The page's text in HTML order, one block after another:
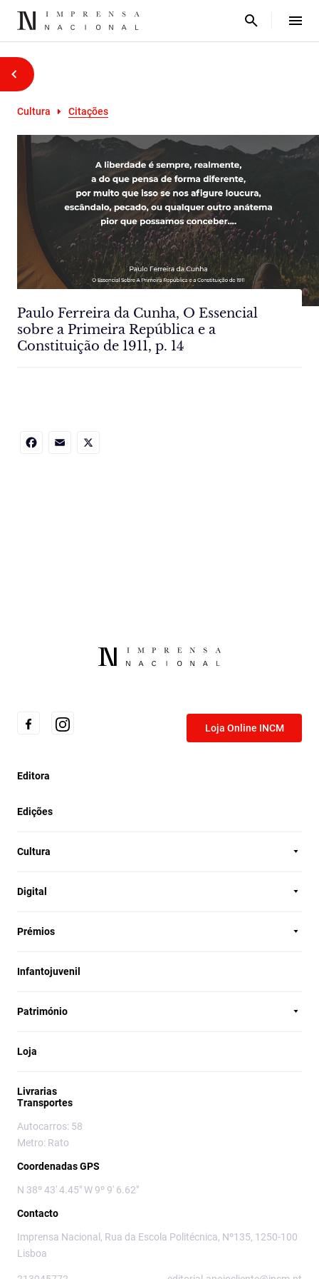
Cultura Citações
Paulo Ferreira da Cunha, O Essencial
sobre a Primeira República e a
Constituição de 1911, p. 14
Loja Online INCM
Editora
Edições
Cultura
Digital
Prémios
Infantojuvenil
Património
Loja
Livrarias
Transportes
Autocarros: 58
Metro: Rato
Coordenadas GPS
N 38º 43' 4.45" W 9º 9' 6.62"
Contacto
Imprensa Nacional, Rua da Escola Politécnica, Nº135, 1250-100
Lisboa